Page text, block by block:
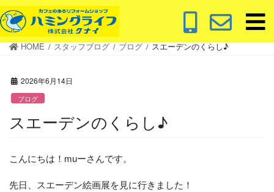
コ
ン
テ
ナ
ビ
ゲ
HOME スタッフブログ ブログ スエーデンのくらし♪
2026年6月14日
ブログ
スエーデンのくらし♪
こんにちは！muーさんです。
先日、スエーデン絵画展を見に行きました！